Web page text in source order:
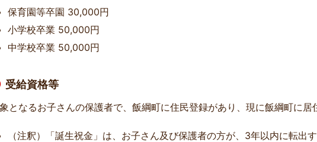
保育園等卒園 30,000円
小学校卒業 50,000円
中学校卒業 50,000円
受給資格等
となるお子さんの保護者で、飯綱町に住民登録があり、現に飯綱町に
（注釈）「誕生祝金」は、お子さん及び保護者の方が、3年以内に転出